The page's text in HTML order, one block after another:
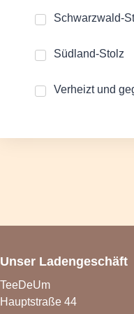
Schwarzwald-
Südland-Stolz
Verheizt und
Unser Ladengeschäft
TeeDeUm
Hauptstraße 44